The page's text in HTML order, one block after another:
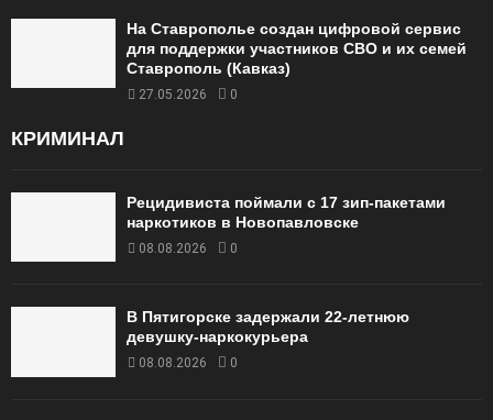
На Ставрополье создан цифровой сервис
для поддержки участников СВО и их семей
Ставрополь (Кавказ)
27.05.2026 0
КРИМИНАЛ
Рецидивиста поймали с 17 зип-пакетами
наркотиков в Новопавловске
08.08.2026 0
В Пятигорске задержали 22-летнюю
девушку-наркокурьера
08.08.2026 0